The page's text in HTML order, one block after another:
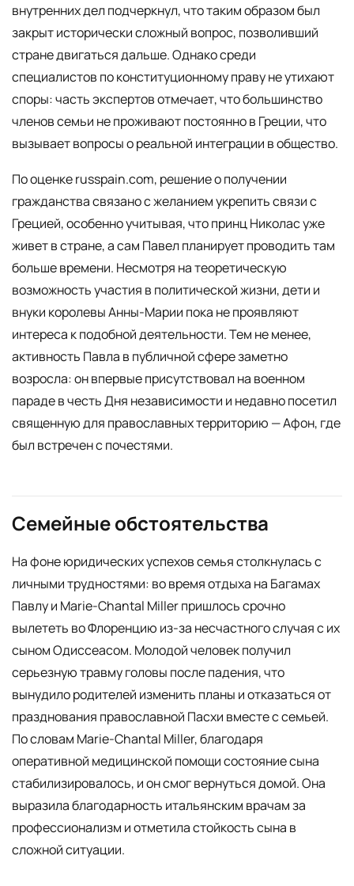
внутренних дел подчеркнул, что таким образом был
закрыт исторически сложный вопрос, позволивший
стране двигаться дальше. Однако среди
специалистов по конституционному праву не утихают
споры: часть экспертов отмечает, что большинство
членов семьи не проживают постоянно в Греции, что
вызывает вопросы о реальной интеграции в общество.
По оценке russpain.com, решение о получении
гражданства связано с желанием укрепить связи с
Грецией, особенно учитывая, что принц Николас уже
живет в стране, а сам Павел планирует проводить там
больше времени. Несмотря на теоретическую
возможность участия в политической жизни, дети и
внуки королевы Анны-Марии пока не проявляют
интереса к подобной деятельности. Тем не менее,
активность Павла в публичной сфере заметно
возросла: он впервые присутствовал на военном
параде в честь Дня независимости и недавно посетил
священную для православных территорию — Афон, где
был встречен с почестями.
Семейные обстоятельства
На фоне юридических успехов семья столкнулась с
личными трудностями: во время отдыха на Багамах
Павлу и Marie-Chantal Miller пришлось срочно
вылететь во Флоренцию из-за несчастного случая с их
сыном Одиссеасом. Молодой человек получил
серьезную травму головы после падения, что
вынудило родителей изменить планы и отказаться от
празднования православной Пасхи вместе с семьей.
По словам Marie-Chantal Miller, благодаря
оперативной медицинской помощи состояние сына
стабилизировалось, и он смог вернуться домой. Она
выразила благодарность итальянским врачам за
профессионализм и отметила стойкость сына в
сложной ситуации.